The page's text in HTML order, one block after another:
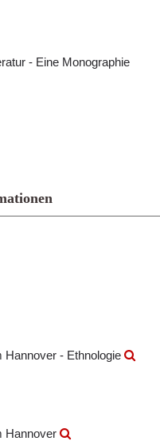
- Eine Monographie
- Ethnologie
Hannover